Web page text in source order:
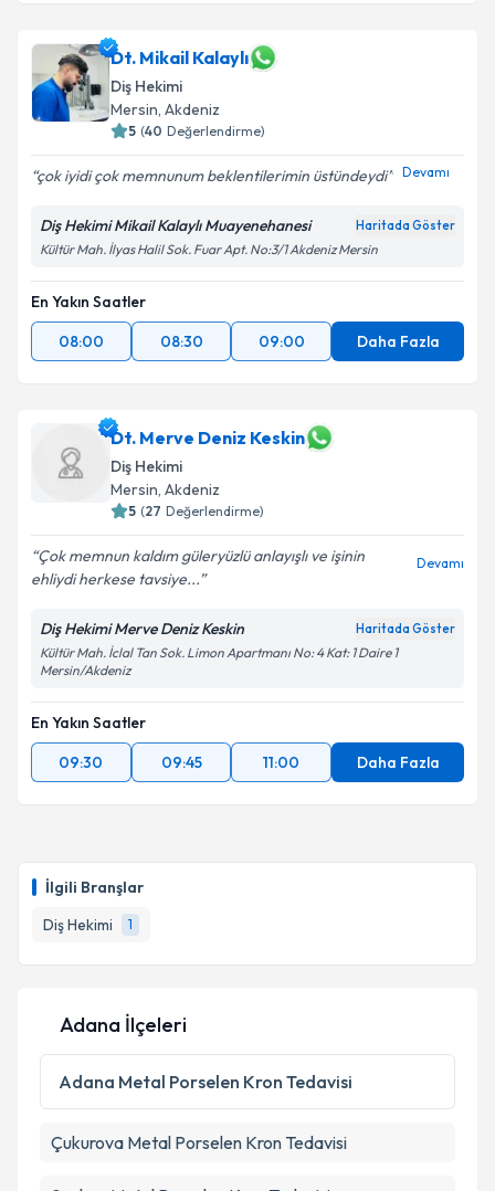
İlgili Branşlar
Diş Hekimi
1
Takvim Talebini Gönder
Dt. Melike Tatariçin randevu takvimi talebi
oluşturun. Size bu uzmandan randevu almanız için bir
takvim hazırlandığında e-posta ile bilgilendireceğiz.
E-posta Adresiniz
Kişisel verilerimin işlenmesine ilişkinAydınlatma
kapsamda işlenmesini kabul ediyorum.
Takvim Talebini Gönder
Dt. Mikail Kalaylı
Diş Hekimi
Mersin, Akdeniz
5 (40 Değerlendirme)
çok iyidi çok memnunum beklentilerimin üstündeydi Devamı
Diş Hekimi Mikail Kalaylı Muayenehanesi Haritada Göster
Kültür Mah. İlyas Halil Sok. Fuar Apt. No:3/1 Akdeniz Mersin
En Yakın Saatler
08:00
08:30 09:00 Daha Fazla
Dt. Merve Deniz Keskin
Diş Hekimi
Mersin, Akdeniz
5 (27 Değerlendirme)
Çok memnun kaldım güleryüzlü anlayışlı ve işinin
ehliydi herkese tavsiye...
Devamı
Diş Hekimi Merve Deniz Keskin Haritada Göster
Kültür Mah. İclal Tan Sok. Limon Apartmanı No: 4 Kat: 1 Daire 1
Mersin/Akdeniz
En Yakın Saatler
09:30
09:45 11:00 Daha Fazla
Adana İlçeleri
Adana Metal Porselen Kron Tedavisi
Çukurova Metal Porselen Kron Tedavisi